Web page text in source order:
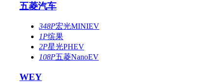
五菱汽车
348P宏光MINIEV
1P缤果
2P星光PHEV
108P五菱NanoEV
WEY